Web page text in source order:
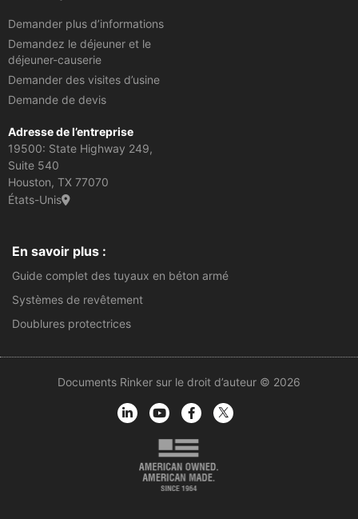
Demander plus d’informations
Demandez le déjeuner et le
déjeuner-causerie
Demander des visites d’usine
Demande de devis
Adresse de l’entreprise
19500: State Highway 249,
Suite 540
Houston, TX 77070
États-Unis
En savoir plus :
Guide complet des tuyaux en béton armé
Systèmes de revêtement
Doublures protectrices
Documents Rinker sur le droit d’auteur © 2026